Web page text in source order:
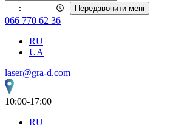
Передзвонити мені
066 770 62 36
RU
UA
laser@gra-d.com
10:00-17:00
RU